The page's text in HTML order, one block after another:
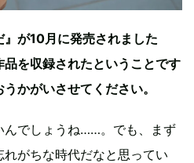
が10月に発売されました
を収録されたということです
かがいさせてください。
んでしょうね……。でも、まず
がちな時代だなと思ってい